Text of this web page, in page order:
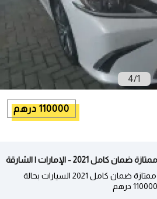
1
/
4
110000 درهم
لكزس 300 ES السيارات بحالة ممتازة ضمان كامل 2021 السيارات بحالة